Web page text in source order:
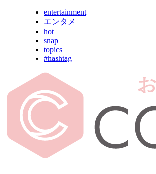
entertainment
エンタメ
hot
snap
topics
#hashtag